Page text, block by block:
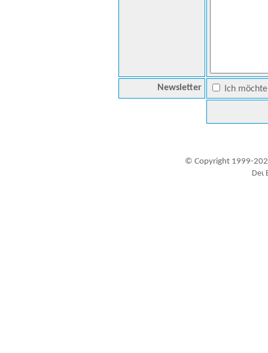
Newsletter Ich
© Copyright 1999-